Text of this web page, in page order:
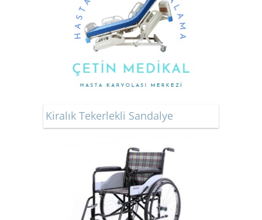
Kiralık Tekerlekli Sandalye